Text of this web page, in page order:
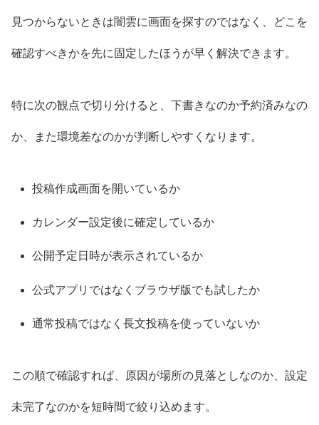
見つからないときは闇雲に画面を探すのではなく、どこを
確認すべきかを先に固定したほうが早く解決できます。
特に次の観点で切り分けると、下書きなのか予約済みなの
か、また環境差なのかが判断しやすくなります。
投稿作成画面を開いているか
カレンダー設定後に確定しているか
公開予定日時が表示されているか
公式アプリではなくブラウザ版でも試したか
通常投稿ではなく長文投稿を使っていないか
この順で確認すれば、原因が場所の見落としなのか、設定
未完了なのかを短時間で絞り込めます。